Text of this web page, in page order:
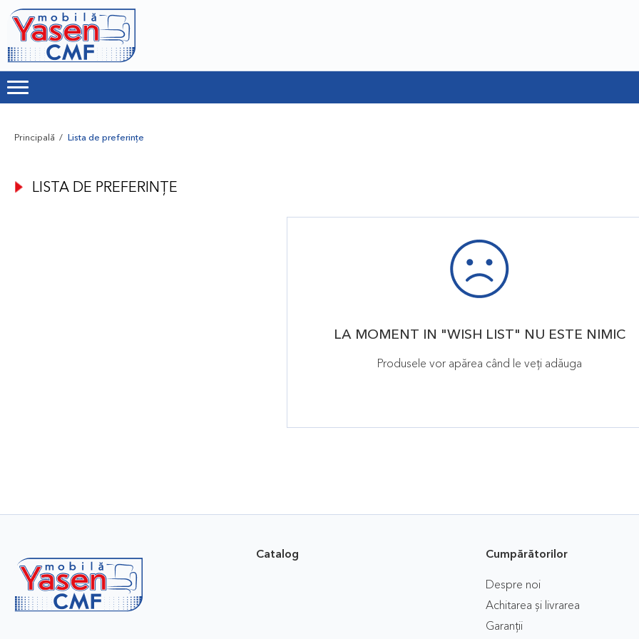
Principală Lista de preferințe
LISTA DE PREFERINȚE
LA MOMENT IN "WISH LIST" NU ESTE NIMIC
Produsele vor apărea când le veţi adăuga
Catalog Cumpărătorilor
Despre noi
Achitarea și livrarea
Garanții